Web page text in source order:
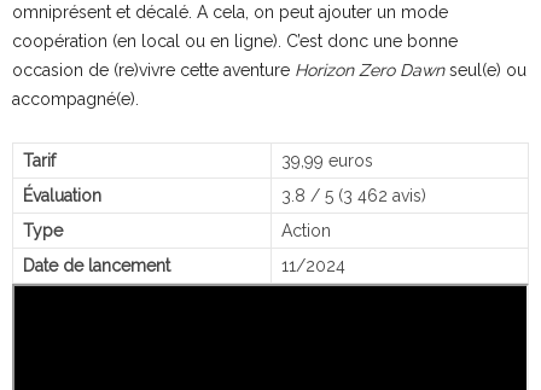
omniprésent et décalé. A cela, on peut ajouter un mode
coopération (en local ou en ligne). C’est donc une bonne
occasion de (re)vivre cette aventure Horizon Zero Dawnseul(e) ou
accompagné(e).
Tarif
39,99 euros
Évaluation
3.8 / 5 (3 462 avis)
Type
Action
Date de lancement
11/2024